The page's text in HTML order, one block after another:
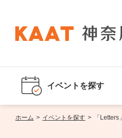
イベントを探す
ホーム > イベントを探す > 「Letters」